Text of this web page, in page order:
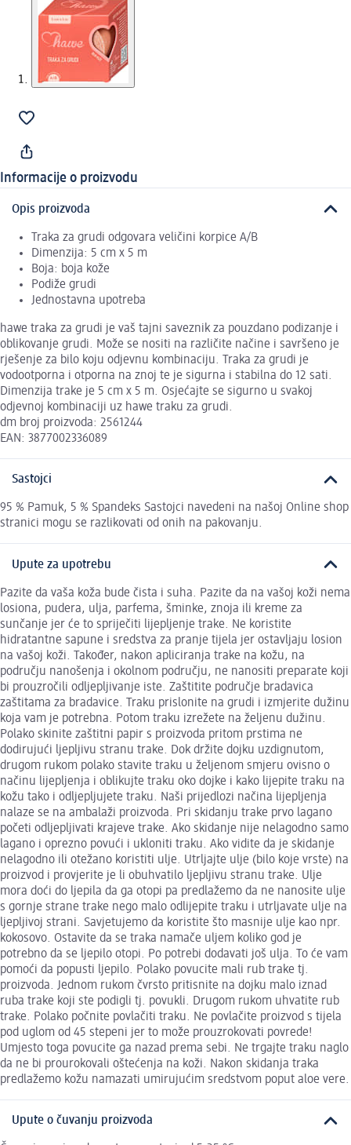
Informacije o proizvodu
Opis proizvoda
Traka za grudi odgovara veličini korpice A/B
Dimenzija: 5 cm x 5 m
Boja: boja kože
Podiže grudi
Jednostavna upotreba
hawe traka za grudi je vaš tajni saveznik za pouzdano podizanje i
oblikovanje grudi. Može se nositi na različite načine i savršeno je
rješenje za bilo koju odjevnu kombinaciju. Traka za grudi je
vodootporna i otporna na znoj te je sigurna i stabilna do 12 sati.
Dimenzija trake je 5 cm x 5 m. Osjećajte se sigurno u svakoj
odjevnoj kombinaciji uz hawe traku za grudi.
dm broj proizvoda: 2561244
EAN: 3877002336089
Sastojci
95 % Pamuk, 5 % Spandeks Sastojci navedeni na našoj Online shop
stranici mogu se razlikovati od onih na pakovanju.
Upute za upotrebu
Pazite da vaša koža bude čista i suha. Pazite da na vašoj koži nema
losiona, pudera, ulja, parfema, šminke, znoja ili kreme za
sunčanje jer će to spriječiti lijepljenje trake. Ne koristite
hidratantne sapune i sredstva za pranje tijela jer ostavljaju losion
na vašoj koži. Također, nakon apliciranja trake na kožu, na
području nanošenja i okolnom području, ne nanositi preparate koji
bi prouzročili odljepljivanje iste. Zaštitite područje bradavica
zaštitama za bradavice. Traku prislonite na grudi i izmjerite dužinu
koja vam je potrebna. Potom traku izrežete na željenu dužinu.
Polako skinite zaštitni papir s proizvoda pritom prstima ne
dodirujući ljepljivu stranu trake. Dok držite dojku uzdignutom,
drugom rukom polako stavite traku u željenom smjeru ovisno o
načinu lijepljenja i oblikujte traku oko dojke i kako lijepite traku na
kožu tako i odljepljujete traku. Naši prijedlozi načina lijepljenja
nalaze se na ambalaži proizvoda. Pri skidanju trake prvo lagano
početi odljepljivati krajeve trake. Ako skidanje nije nelagodno samo
lagano i oprezno povući i ukloniti traku. Ako vidite da je skidanje
nelagodno ili otežano koristiti ulje. Utrljajte ulje (bilo koje vrste) na
proizvod i provjerite je li obuhvatilo ljepljivu stranu trake. Ulje
mora doći do ljepila da ga otopi pa predlažemo da ne nanosite ulje
s gornje strane trake nego malo odlijepite traku i utrljavate ulje na
ljepljivoj strani. Savjetujemo da koristite što masnije ulje kao npr.
kokosovo. Ostavite da se traka namače uljem koliko god je
potrebno da se ljepilo otopi. Po potrebi dodavati još ulja. To će vam
pomoći da popusti ljepilo. Polako povucite mali rub trake tj.
proizvoda. Jednom rukom čvrsto pritisnite na dojku malo iznad
ruba trake koji ste podigli tj. povukli. Drugom rukom uhvatite rub
trake. Polako počnite povlačiti traku. Ne povlačite proizvod s tijela
pod uglom od 45 stepeni jer to može prouzrokovati povrede!
Umjesto toga povucite ga nazad prema sebi. Ne trgajte traku naglo
da ne bi prourokovali oštećenja na koži. Nakon skidanja traka
predlažemo kožu namazati umirujućim sredstvom poput aloe vere.
Upute o čuvanju proizvoda